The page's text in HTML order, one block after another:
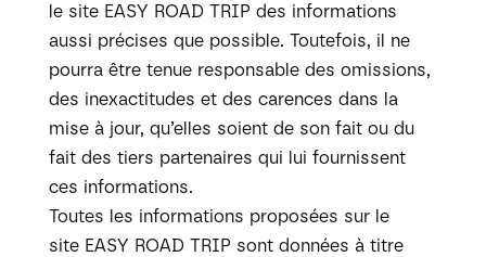
le site EASY ROAD TRIP des informations
aussi précises que possible. Toutefois, il ne
pourra être tenue responsable des omissions,
des inexactitudes et des carences dans la
mise à jour, qu’elles soient de son fait ou du
fait des tiers partenaires qui lui fournissent
ces informations.
Toutes les informations proposées sur le
site EASY ROAD TRIP sont données à titre